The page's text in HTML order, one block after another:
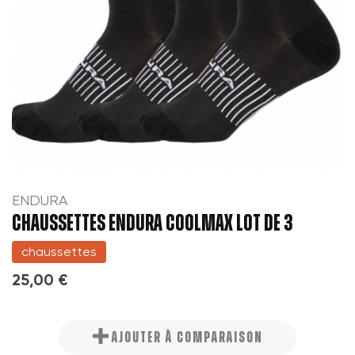
Créer une nouvelle liste
Annuler
Créer une liste d'envies
((cancelText))
((modalDeleteText))
Connexion
ENDURA
CHAUSSETTES ENDURA COOLMAX LOT DE 3
chaussettes
25,00 €
AJOUTER À COMPARAISON